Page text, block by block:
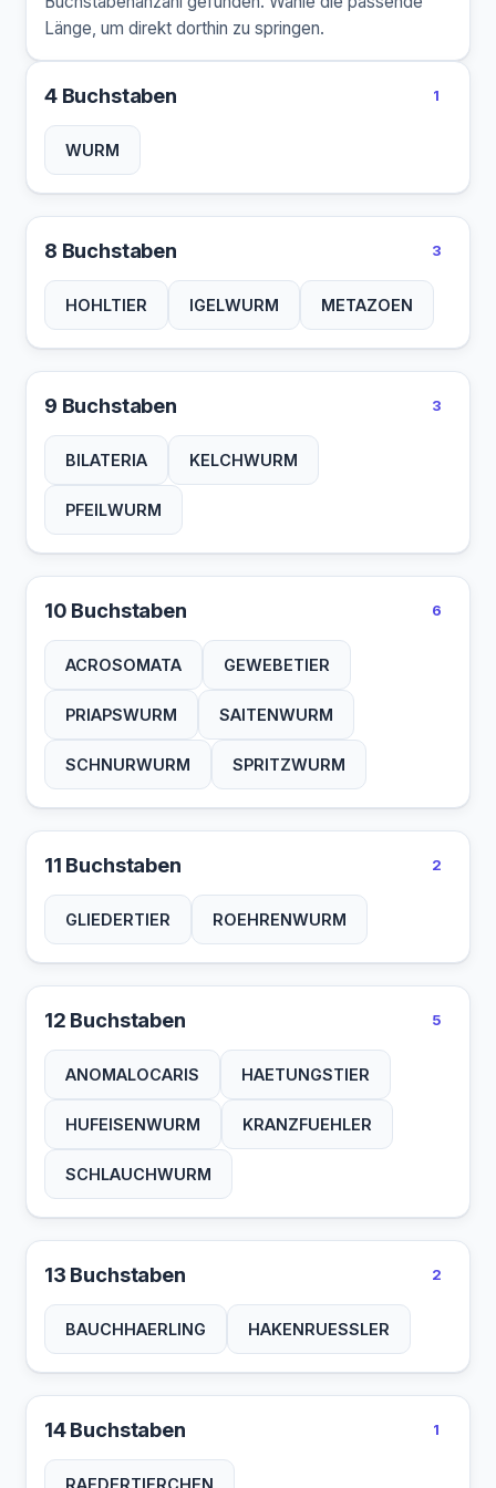
Länge, um direkt dorthin zu springen.
4 Buchstaben 1
WURM
8 Buchstaben 3
HOHLTIER IGELWURM METAZOEN
9 Buchstaben 3
BILATERIA KELCHWURM
PFEILWURM
10 Buchstaben 6
ACROSOMATA GEWEBETIER
PRIAPSWURM SAITENWURM
SCHNURWURM SPRITZWURM
11 Buchstaben 2
GLIEDERTIER ROEHRENWURM
12 Buchstaben 5
ANOMALOCARIS HAETUNGSTIER
HUFEISENWURM KRANZFUEHLER
SCHLAUCHWURM
13 Buchstaben 2
BAUCHHAERLING HAKENRUESSLER
14 Buchstaben 1
RAEDERTIERCHEN